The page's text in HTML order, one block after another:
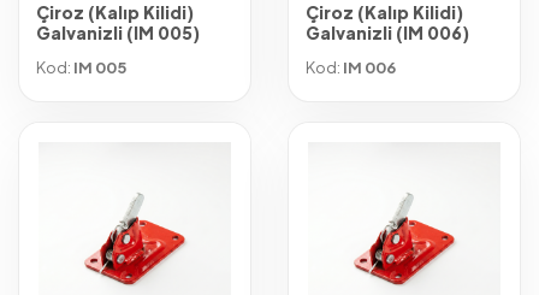
Çiroz (Kalıp Kilidi)
Galvanizli (IM 005)
Kod: IM 005
Çiroz (Kalıp Kilidi)
Galvanizli (IM 006)
Kod: IM 006